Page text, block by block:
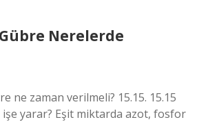
Gübre Nerelerde
ne zaman verilmeli? 15.15. 15.15
yarar? Eşit miktarda azot, fosfor